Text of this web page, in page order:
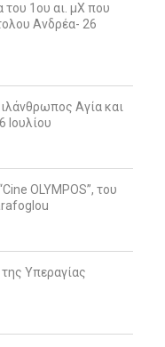
1ου αι. μΧ που
Ανδρέα- 26
Αγία και
Ιουλίου
OLYMPOS”, του
Υπεραγίας